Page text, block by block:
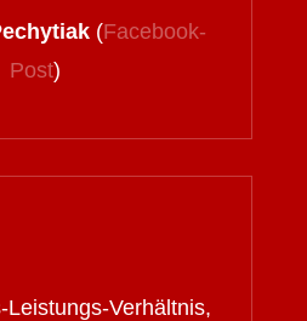
(Facebook-
Post)
Leistungs-Verhältnis,